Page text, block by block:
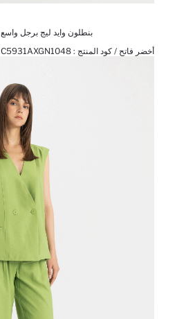
بنطلون وايد ليج برجل واسع
أخضر فاتح / كود المنتج : C5931AXGN1048